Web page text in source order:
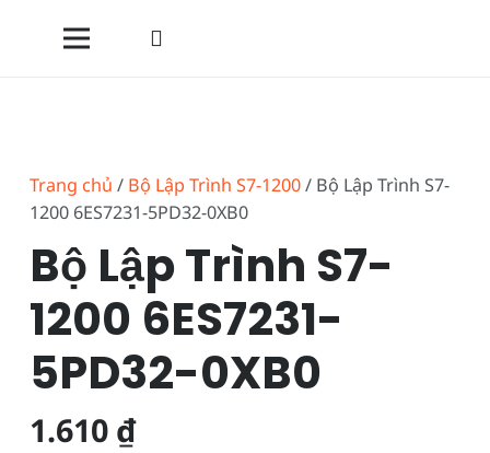
Trang chủ / Bộ Lập Trình S7-1200/ Bộ Lập Trình S7-
1200 6ES7231-5PD32-0XB0
Bộ Lập Trình S7-
1200 6ES7231-
5PD32-0XB0
1.610 ₫